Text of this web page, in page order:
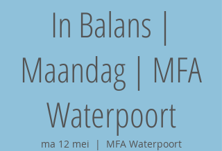
In Balans |
Maandag | MFA
Waterpoort
ma 12 mei
  |
MFA Waterpoort